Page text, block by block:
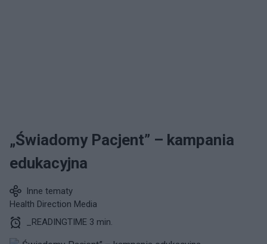
„Świadomy Pacjent” – kampania
edukacyjna
Inne tematy
Health Direction Media
_READINGTIME 3 min.